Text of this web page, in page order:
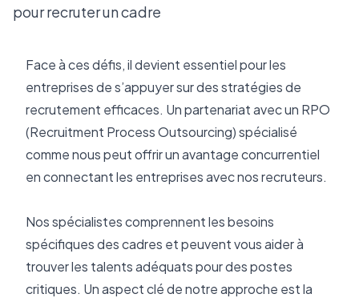
pour recruter un cadre
Face à ces défis, il devient essentiel pour les
entreprises de s’appuyer sur des stratégies de
recrutement efficaces. Un partenariat avec un RPO
(Recruitment Process Outsourcing) spécialisé
comme nous peut offrir un avantage concurrentiel
en connectant les entreprises avec nos recruteurs.
Nos spécialistes comprennent les besoins
spécifiques des cadres et peuvent vous aider à
trouver les talents adéquats pour des postes
critiques. Un aspect clé de notre approche est la